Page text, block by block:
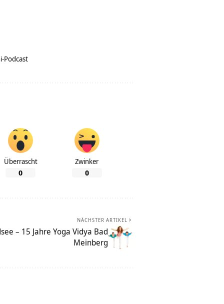
Podcast
Überrascht
0
Zwinker
0
NÄCHSTER ARTIKEL
– 15 Jahre Yoga Vidya Bad
Meinberg